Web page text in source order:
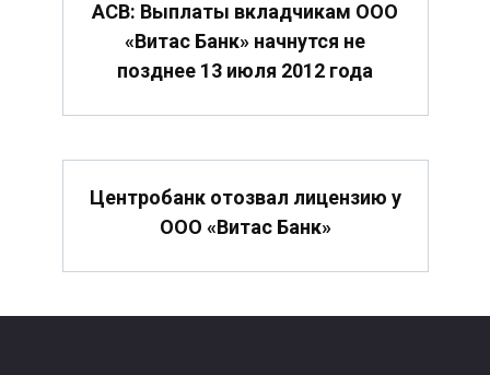
АСВ: Выплаты вкладчикам ООО
«Витас Банк» начнутся не
позднее 13 июля 2012 года
Центробанк отозвал лицензию у
ООО «Витас Банк»